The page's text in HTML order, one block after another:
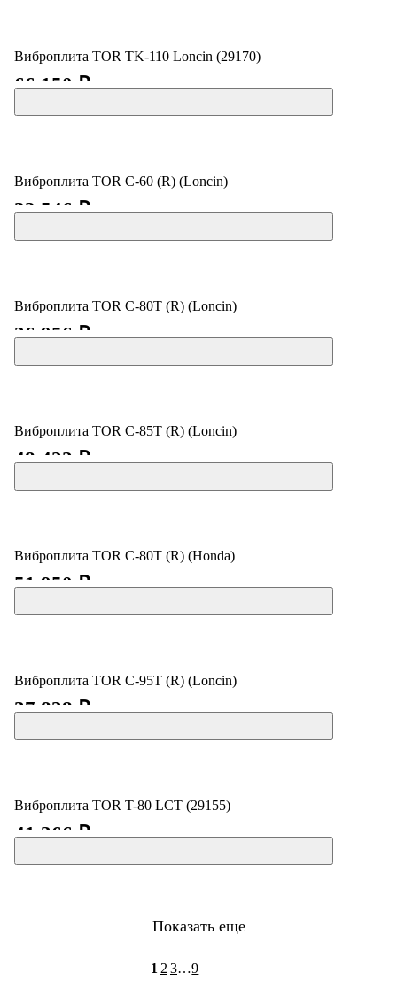
Виброплита TOR TK-110 Loncin (29170)
66 150 ₽
Виброплита TOR C-60 (R) (Loncin)
32 546 ₽
Виброплита TOR C-80T (R) (Loncin)
36 956 ₽
Виброплита TOR C-85T (R) (Loncin)
48 422 ₽
Виброплита TOR C-80T (R) (Honda)
51 950 ₽
Виброплита TOR C-95T (R) (Loncin)
37 838 ₽
Виброплита TOR T-80 LCT (29155)
41 366 ₽
Показать еще
1 2 3…9